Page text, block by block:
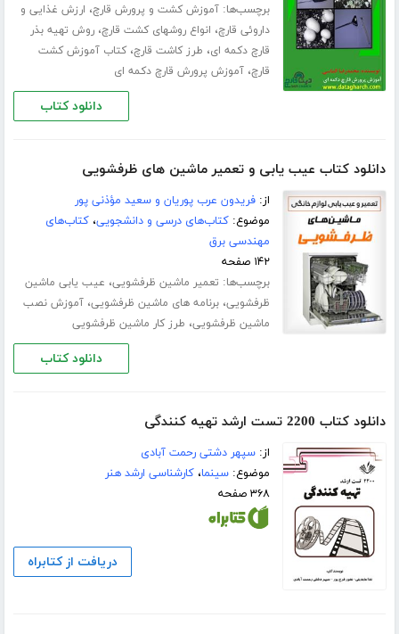
برچسب‌ها:آموزش کشت و پرورش قارچ، ارزش غذایی و
داروئی قارچ، انواع روشهای کشت قارچ،روش تهیه بذر
قارچ دکمه ای، طرز کاشت قارچ،کتاب آموزش کشت
قارچ،آموزش پرورش قارچ دکمه ای
دانلود کتاب
دانلود کتاب عیب یابی و تعمیر ماشین های ظرفشویی
از:فریدون عرب پوریان و سعید مؤذنی پور
موضوع:کتاب‌های درسی و دانشجویی،کتاب‌های
مهندسی برق
۱۴۲ صفحه
برچسب‌ها: تعمیر ماشین ظرفشویی، عیب یابی ماشین
ظرفشویی،برنامه های ماشین ظرفشویی،آموزش نصب
ماشین ظرفشویی، طرز کار ماشین ظرفشویی
دانلود کتاب
دانلود کتاب 2200 تست ارشد تهیه کنندگی
از:سپهر دشتی رحمت آبادی
موضوع:سینما،کارشناسی ارشد هنر
۳۶۸ صفحه
دریافت از کتابراه